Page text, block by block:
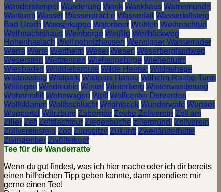
Wanderstempel Wanderung Wank Wankhaus Warnemünde
Wartturm Wasser Wasserdrache Wasserfall
Wasserfallsteig
Bad Urach Wasserkuppe Waterboer Wehlen Weihnachten
Weihnachtshaus Weinberge Weißig Weitblickweg
Hohenhaslach Wellingholzhausen Wennigser Wasserräder
Werra Werre Wertheim Weser Weser. Weserberglandweg
Weserstein Wettrennen Wiehengebirge Wiehenturm
Wiesbaden Wilddiebsroute Wilde Heimat Wildgehege
Wildnissteig Wildpark Wildpark Hanau Wilhelm-Raabe-Turm
Willingen Windmühle Winter Winterberg Winterwanderung
Wohnmobil Wohnwagen Wolf Wolfcenter Dörverden
Wolfsklamm Wolfsschlucht Wrightsock Wunderwald Wupper
Wuppertal Würzburg Zabergäu Zeche Zollverein Zell am
Ziller Zelt Zeltdachtour Ziegenbuche zillergründl Zollverein
Zollvereinsteig Zoo Zugspitze Zukunft Zweiländerhütte
Zwingenber Zwölferkopf
Tee für die Wanderratte
Wenn du gut findest, was ich hier mache oder ich dir bereits
einen hilfreichen Tipp geben konnte, dann spendiere mir
gerne einen Tee!